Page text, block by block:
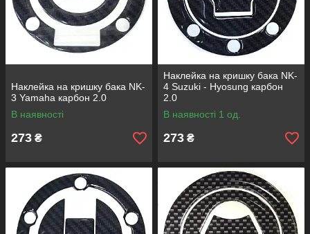
Наклейка на кришку бака NK-
3 Yamaha карбон 2.0
В наявності
273 ₴
Наклейка на кришку бака NK-
4 Suzuki - Hyosung карбон
2.0
В наявності 1 од.
273 ₴